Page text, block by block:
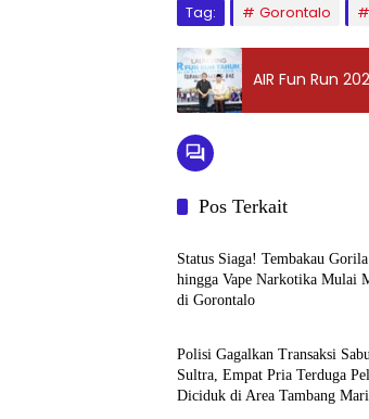
Tag: Gorontalo
AIR Fun Run
Pos Terkait
Daerah
‎Status Siaga! Tembakau Gorila
hingga Vape Narkotika Mulai
di Gorontalo
Kriminal
Polisi Gagalkan Transaksi
Sultra‎‎, Empat Pria Terduga
Diciduk di Area Tambang